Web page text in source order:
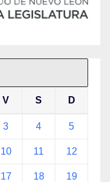
V S D
3 4 5
10 11 12
17 18 19